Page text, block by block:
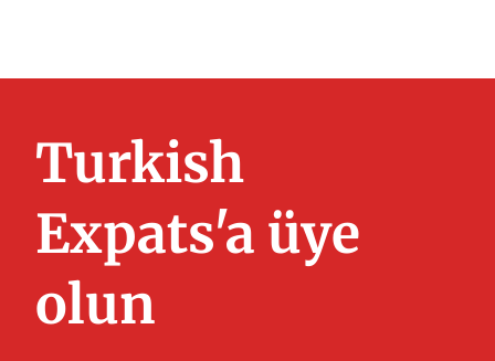
Turkish
Expats'a üye
olun